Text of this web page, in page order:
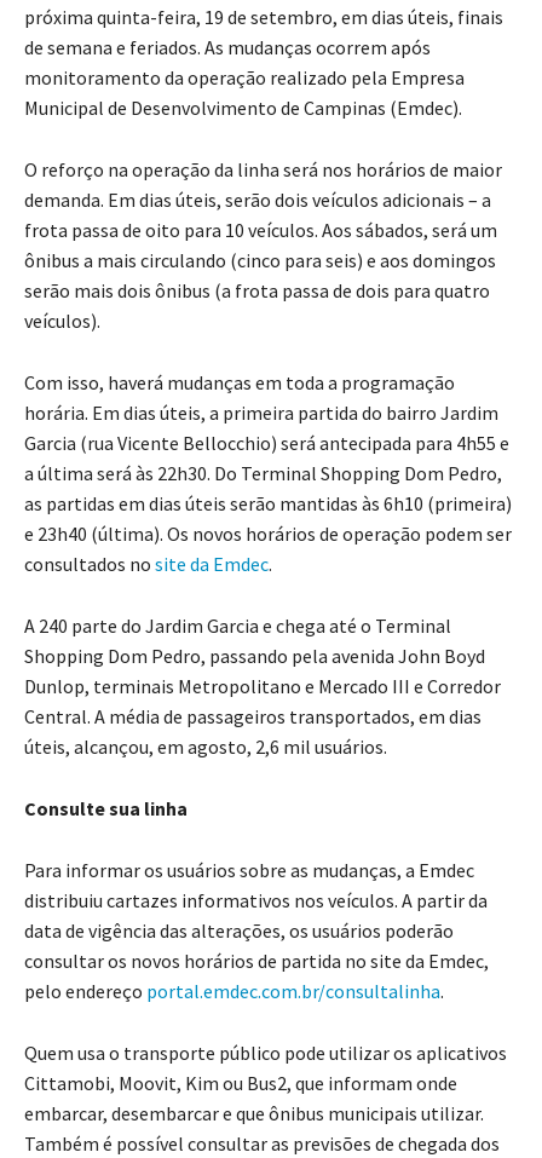
próxima quinta-feira, 19 de setembro, em dias úteis, finais
de semana e feriados. As mudanças ocorrem após
monitoramento da operação realizado pela Empresa
Municipal de Desenvolvimento de Campinas (Emdec).
O reforço na operação da linha será nos horários de maior
demanda. Em dias úteis, serão dois veículos adicionais – a
frota passa de oito para 10 veículos. Aos sábados, será um
ônibus a mais circulando (cinco para seis) e aos domingos
serão mais dois ônibus (a frota passa de dois para quatro
veículos).
Com isso, haverá mudanças em toda a programação
horária. Em dias úteis, a primeira partida do bairro Jardim
Garcia (rua Vicente Bellocchio) será antecipada para 4h55 e
a última será às 22h30. Do Terminal Shopping Dom Pedro,
as partidas em dias úteis serão mantidas às 6h10 (primeira)
e 23h40 (última). Os novos horários de operação podem ser
consultados no site da Emdec.
A 240 parte do Jardim Garcia e chega até o Terminal
Shopping Dom Pedro, passando pela avenida John Boyd
Dunlop, terminais Metropolitano e Mercado III e Corredor
Central. A média de passageiros transportados, em dias
úteis, alcançou, em agosto, 2,6 mil usuários.
Consulte sua linha
Para informar os usuários sobre as mudanças, a Emdec
distribuiu cartazes informativos nos veículos. A partir da
data de vigência das alterações, os usuários poderão
consultar os novos horários de partida no site da Emdec,
pelo endereço portal.emdec.com.br/consultalinha.
Quem usa o transporte público pode utilizar os aplicativos
Cittamobi, Moovit, Kim ou Bus2, que informam onde
embarcar, desembarcar e que ônibus municipais utilizar.
Também é possível consultar as previsões de chegada dos